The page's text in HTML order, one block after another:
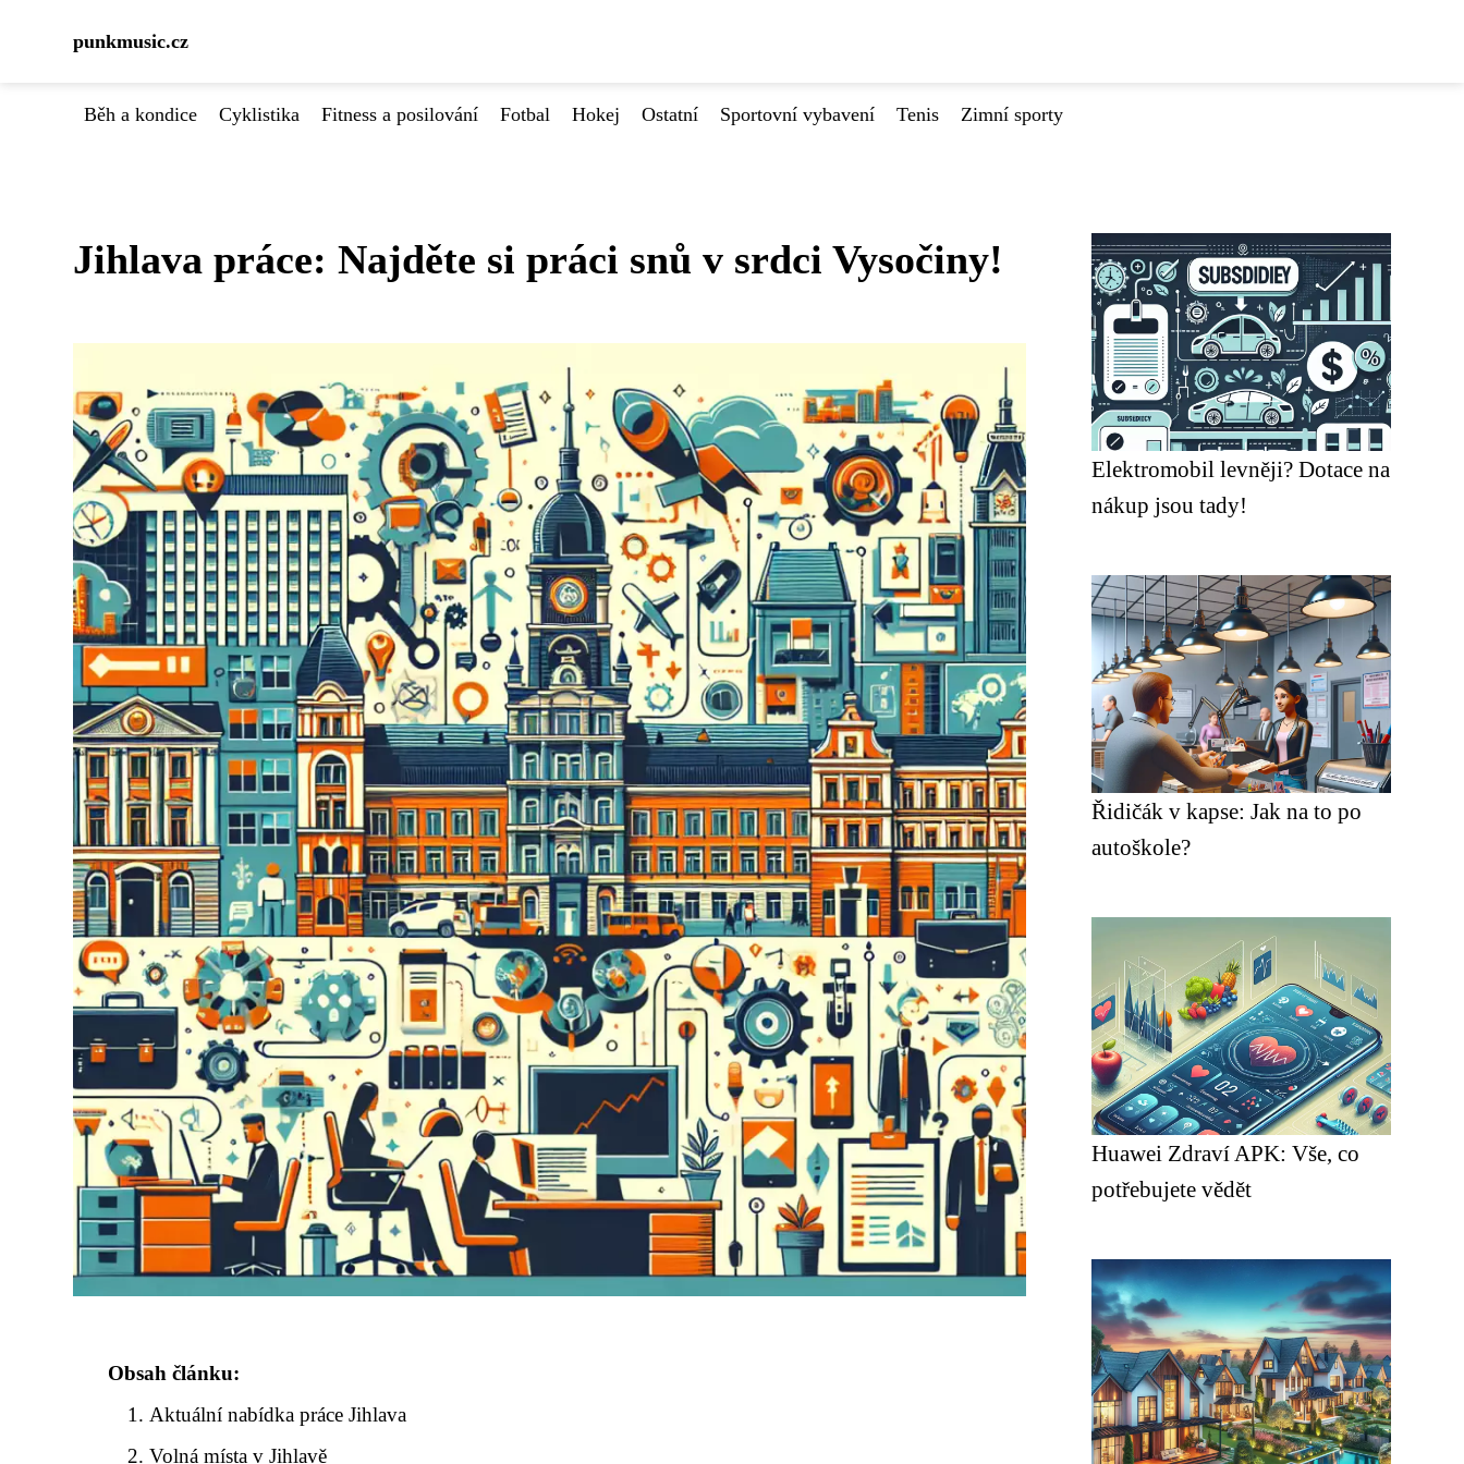
punkmusic.cz
Běh a kondice Cyklistika Fitness a posilování Fotbal Hokej Ostatní Sportovní vybavení Tenis Zimní sporty
Jihlava práce: Najděte si práci snů v srdci Vysočiny!
Obsah článku:
Aktuální nabídka práce Jihlava
Volná místa v Jihlavě
Elektromobil levněji? Dotace na
nákup jsou tady!
Řidičák v kapse: Jak na to po
autoškole?
Huawei Zdraví APK: Vše, co
potřebujete vědět